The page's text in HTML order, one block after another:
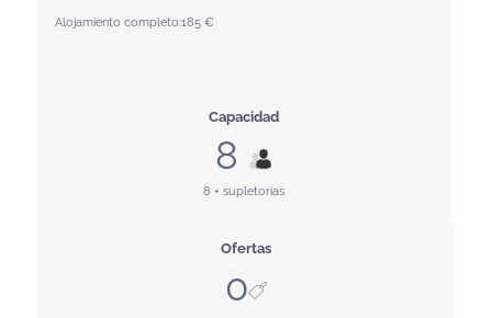
Alojamiento completo:185 €
Capacidad
8
8 + supletorias
Ofertas
0